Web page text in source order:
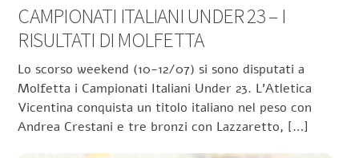
CAMPIONATI ITALIANI UNDER 23 – I
RISULTATI DI MOLFETTA
Lo scorso weekend (10-12/07) si sono disputati a
Molfetta i Campionati Italiani Under 23. L’Atletica
Vicentina conquista un titolo italiano nel peso con
Andrea Crestani e tre bronzi con Lazzaretto, […]